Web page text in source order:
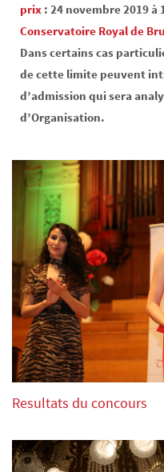
prix : 24 novembre 2019 à
Conservatoire Royal de
Dans certains cas
de cette limite peuvent
d’admission qui sera
d’Organisation.
Resultats du concours